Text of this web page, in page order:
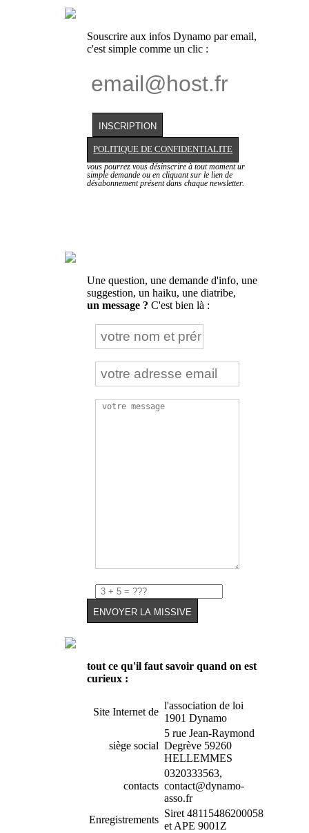
Souscrire aux infos Dynamo par email,
c'est simple comme un clic :
POLITIQUE DE CONFIDENTIALITE
vous pourrez vous désinscrire à tout moment ur
simple demande ou en cliquant sur le lien de
désabonnement présent dans chaque newsletter.
Une question, une demande d'info, une
suggestion, un haiku, une diatribe,
un message ? C'est bien là :
tout ce qu'il faut savoir quand on est
curieux :
Site Internet de
l'association de loi
1901 Dynamo
siège social
5 rue Jean-Raymond
Degrève 59260
HELLEMMES
contacts
0320333563,
contact@dynamo-
asso.fr
Enregistrements
Siret 48115486200058
et APE 9001Z